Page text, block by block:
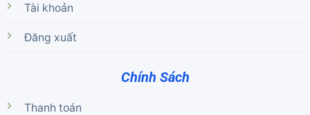
Tài khoản
Đăng xuất
Chính Sách
Thanh toán